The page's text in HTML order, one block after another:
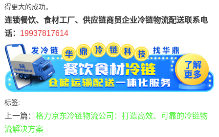
得更大的成功。
连锁餐饮、食材工厂、供应链商贸企业冷链物流配送联系电
话： 19937817614
标签:
上一篇： 格力京东冷链物流公司：打造高效、可靠的冷链物
流解决方案